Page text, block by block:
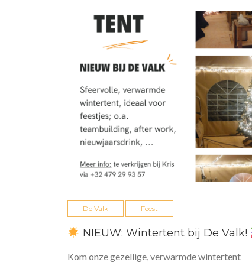
De Valk Feest
NIEUW: Wintertent bij De Valk!
Kom onze gezellige, verwarmde wintertent